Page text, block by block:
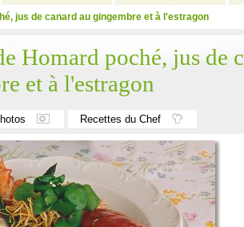
jus de canard au gingembre et à l'estragon
Homard poché, jus de
et à l'estragon
Recettes du Chef